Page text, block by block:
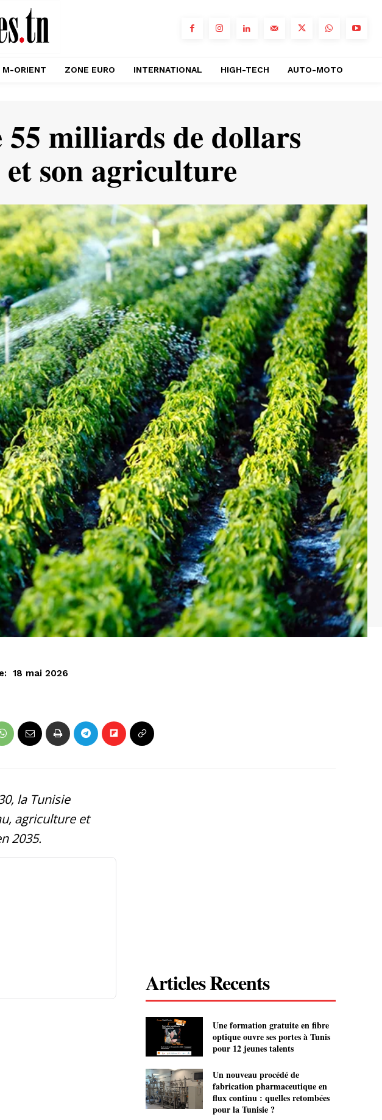
M-ORIENT ZONE EURO INTERNATIONAL HIGH-TECH AUTO-MOTO
milliards de dollars
son agriculture
18 mai 2026
la Tunisie
agriculture et
2035.
Articles Recents
Une formation gratuite en fibre
optique ouvre ses portes à Tunis
pour 12 jeunes talents
Un nouveau procédé de
fabrication pharmaceutique en
flux continu : quelles retombées
pour la Tunisie ?